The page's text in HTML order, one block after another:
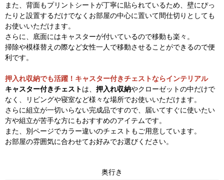
また、背面もプリントシートが丁寧に貼られているため、壁にぴっ
たりと設置するだけでなくお部屋の中心に置いて間仕切りとしても
お使いいただけます。
さらに、底面にはキャスターが付いているので移動も楽々。
掃除や模様替えの際など女性一人で移動させることができるので便
利です。
押入れ収納でも活躍！キャスター付きチェストならインテリアル
キャスター付きチェストは、 押入れ収納やクローゼットの中だけで
なく、リビングや寝室など様々な場所でお使いいただけます。
さらに組立が一切いらない完成品ですので、届いてすぐに使いたい
方や組立が苦手な方にもおすすめのアイテムです。
また、別ページでカラー違いのチェストもご用意しています。
お部屋の雰囲気に合わせてお好みでお選びください。
奥行き